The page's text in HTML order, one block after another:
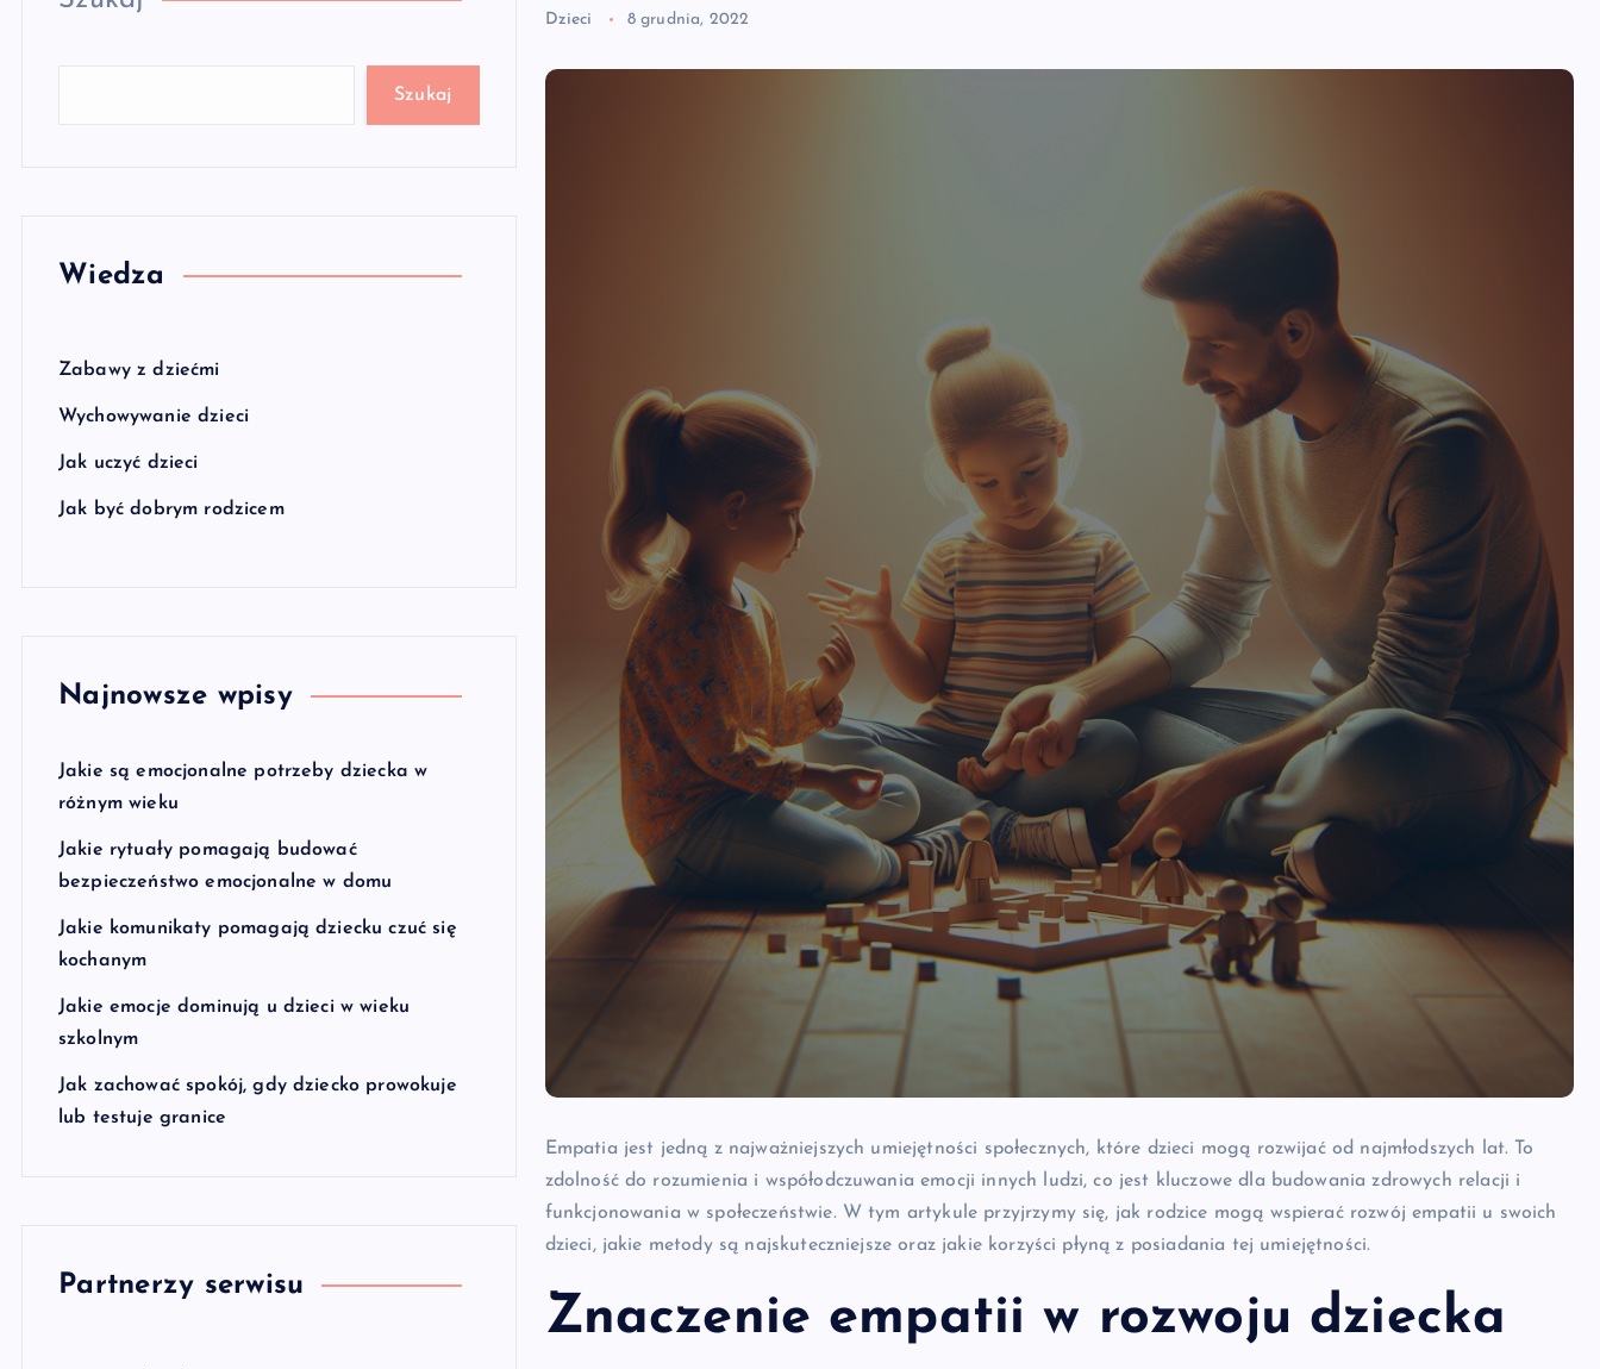
Szukaj
Wiedza
Zabawy z dziećmi
Wychowywanie dzieci
Jak uczyć dzieci
Jak być dobrym rodzicem
Najnowsze wpisy
Jakie są emocjonalne potrzeby dziecka w
różnym wieku
Jakie rytuały pomagają budować
bezpieczeństwo emocjonalne w domu
Jakie komunikaty pomagają dziecku czuć się
kochanym
Jakie emocje dominują u dzieci w wieku
szkolnym
Jak zachować spokój, gdy dziecko prowokuje
lub testuje granice
Partnerzy serwisu
Dzieci 8 grudnia, 2022
Empatia jest jedną z najważniejszych umiejętności społecznych, które dzieci mogą rozwijać od najmłodszych lat. To
zdolność do rozumienia i współodczuwania emocji innych ludzi, co jest kluczowe dla budowania zdrowych relacji i
funkcjonowania w społeczeństwie. W tym artykule przyjrzymy się, jak rodzice mogą wspierać rozwój empatii u swoich
dzieci, jakie metody są najskuteczniejsze oraz jakie korzyści płyną z posiadania tej umiejętności.
Znaczenie empatii w rozwoju dziecka